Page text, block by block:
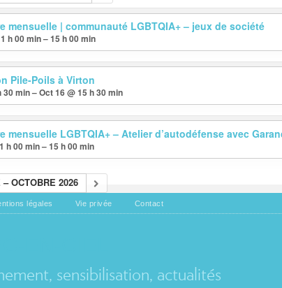
mensuelle | communauté LGBTQIA+ – jeux de société
h 00 min – 15 h 00 min
Pile-Poils à Virton
30 min – Oct 16 @ 15 h 30 min
mensuelle LGBTQIA+ – Atelier d’autodéfense avec
h 00 min – 15 h 00 min
OCTOBRE 2026
légales Vie privée Contact
sensibilisation, actualités